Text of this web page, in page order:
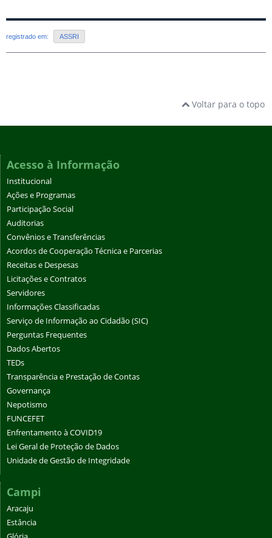
registrado em: ASSRI
Voltar para o topo
Acesso à Informação
Institucional
Ações e Programas
Participação Social
Auditorias
Convênios e Transferências
Acordos de Cooperação Técnica e Parcerias
Receitas e Despesas
Licitações e Contratos
Servidores
Informações Classificadas
Serviço de Informação ao Cidadão (SIC)
Perguntas Frequentes
Dados Abertos
TEDs
Transparência e Prestação de Contas
Governança
Nepotismo
FUNCEFET
Enfrentamento à COVID19
Lei Geral de Proteção de Dados
Unidade de Gestão de Integridade
Campi
Aracaju
Estância